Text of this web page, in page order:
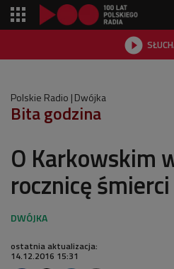

Polskie Radio Dwójka
Bita godzina
O Karkowskim
rocznicę śmierci
ostatnia aktualizacja:
14.12.2016 15:31